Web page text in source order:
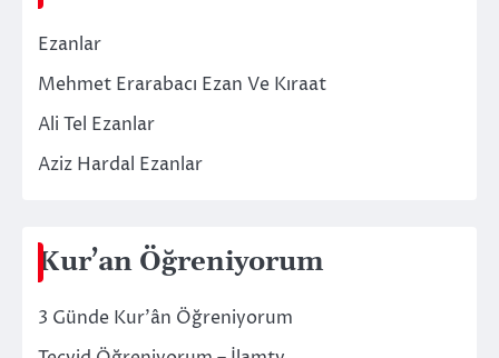
Ezanlar
Mehmet Erarabacı Ezan Ve Kıraat
Ali Tel Ezanlar
Aziz Hardal Ezanlar
Kur’an Öğreniyorum
3 Günde Kur’ân Öğreniyorum